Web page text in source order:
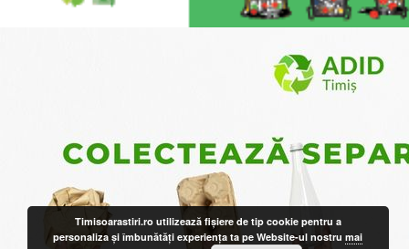
Timisoarastiri.ro utilizează fişiere de tip cookie pentru a
personaliza și îmbunătăți experiența ta pe Website-ul nostrumai